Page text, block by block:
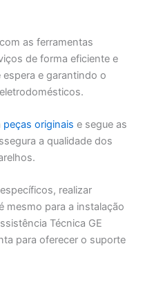
as ferramentas
de forma eficiente e
e garantindo o
peças originais e segue as
a qualidade dos
realizar
mesmo para a instalação
Técnica GE
para oferecer o suporte